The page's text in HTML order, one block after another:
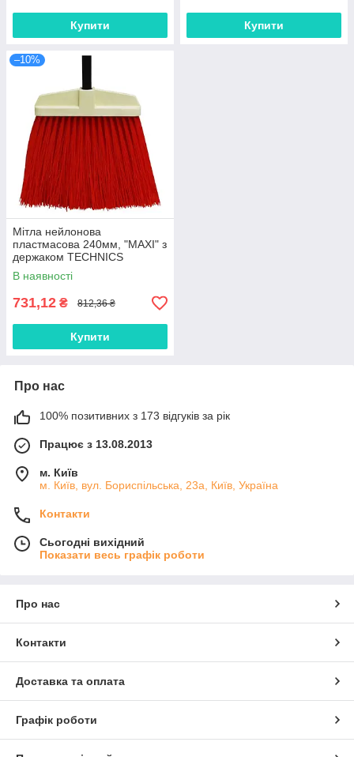
Купити Купити
–10%
Мітла нейлонова
пластмасова 240мм, "MAXI" з
держаком TECHNICS
В наявності
731,12 ₴ 812,36 ₴
Купити
Про нас
100% позитивних з 173 відгуків за рік
Працює з 13.08.2013
м. Київ
м. Київ, вул. Бориспільська, 23а, Київ, Україна
Контакти
Сьогодні вихідний
Показати весь графік роботи
Про нас
Контакти
Доставка та оплата
Графік роботи